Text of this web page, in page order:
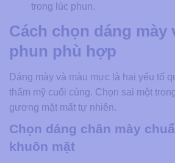
trong lúc phun.
Cách chọn dáng mày
phun phù hợp
Dáng mày và màu mực là hai yếu tố
thẩm mỹ cuối cùng. Chọn sai một
gương mặt mất tự nhiên.
Chọn dáng chân mày
khuôn mặt